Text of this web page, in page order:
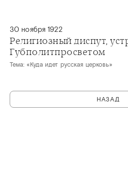
30 ноября 1922
Религиозный диспут,
Губполитпросветом
Тема: «Куда идет русская церковь»
НАЗАД